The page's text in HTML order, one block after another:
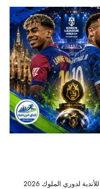
تنطلق في ميلانو منافسات كأس العالم للأندية لدوري الملوك 2026